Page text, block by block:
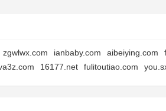
zgwlwx.com ianbaby.com aibeiying.com
16177.net fulitoutiao.com